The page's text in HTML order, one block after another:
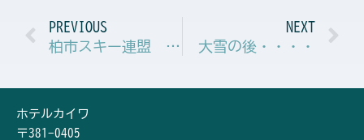
Prev
PREVIOUS
柏市スキー連盟 市民大会
NEXT
大雪の後・・・・
ホテルカイワ
〒381-0405